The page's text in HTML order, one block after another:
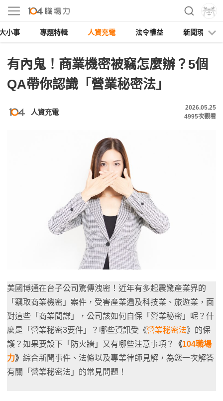
小事 專題特輯 人資充電 法令權益 新聞現場
有內鬼！商業機密被竊怎麼辦？5個
QA帶你認識「營業秘密法」
人資充電
2026.05.25
4995次觀看
美國博通在台子公司驚傳洩密！近年有多起震驚產業界的
「竊取商業機密」案件，受害產業遍及科技業、旅遊業，面
對這些「商業間諜」，公司該如何自保「營業秘密」呢？什
麼是「營業秘密3要件」？哪些資訊受《營業秘密法》的保
護？如果要設下「防火牆」又有哪些注意事項？
《104職場
力》 綜合新聞事件、法條以及專業律師見解，為您一次解答
有關「營業秘密法」的常見問題！